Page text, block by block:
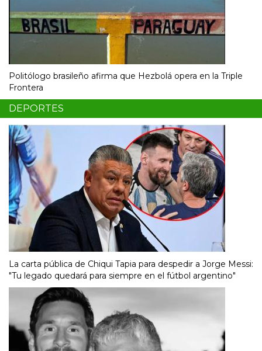
Politólogo brasileño afirma que Hezbolá opera en la Triple
Frontera
DEPORTES
La carta pública de Chiqui Tapia para despedir a Jorge Messi:
"Tu legado quedará para siempre en el fútbol argentino"